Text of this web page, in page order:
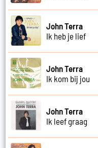
John Terra
Ik heb je lief
John Terra
Ik kom bij jou
John Terra
Ik leef graag